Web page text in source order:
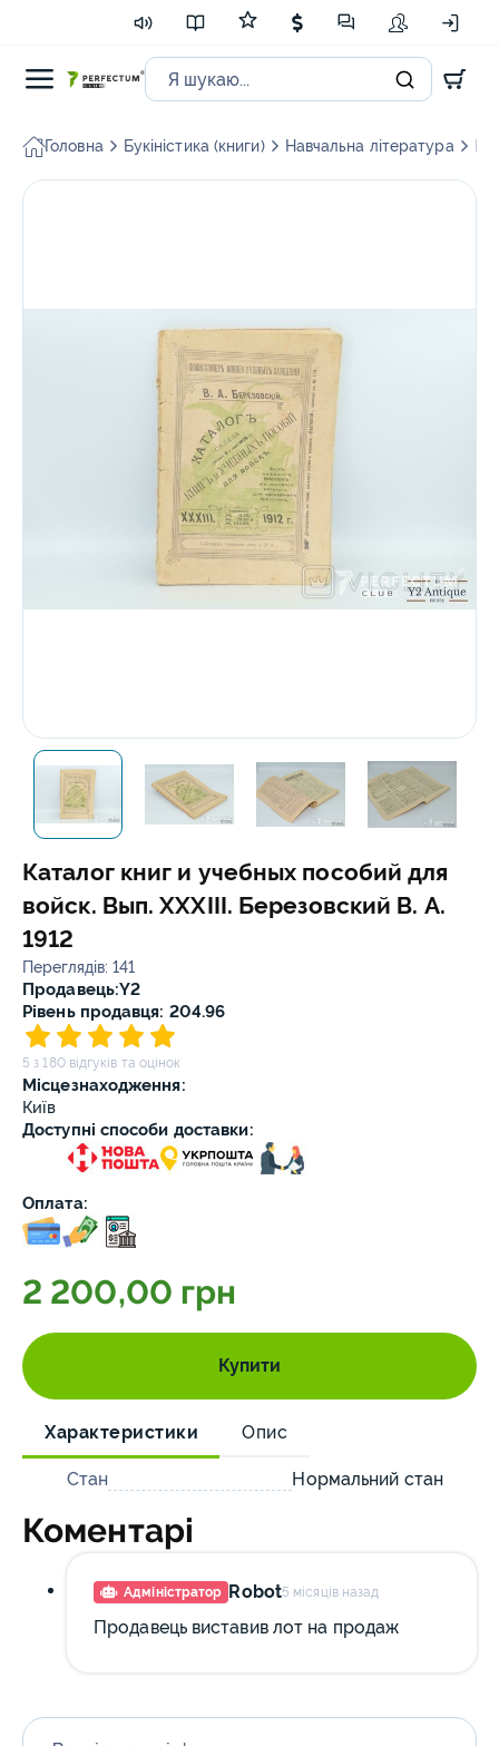
Головна Букіністика (книги) Навчальна література
Каталог книг и учебных пособий для
войск. Вып. ХХХIII. Березовский В. А.
1912
Переглядів: 141
Продавець:Y2
Рівень продавця: 204.96
5 з 180 відгуків та оцінок
Місцезнаходження:
Київ
Доступні способи доставки:
Оплата:
2 200,00 грн
Купити
Характеристики Опис
Стан Нормальний стан
Коментарі
Адміністратор Robot5 місяців назад
Продавець виставив лот на продаж